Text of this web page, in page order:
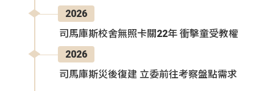
2026
司馬庫斯校舍無照卡關22年 衝擊童受教權
2026
司馬庫斯災後復建 立委前往考察盤點需求